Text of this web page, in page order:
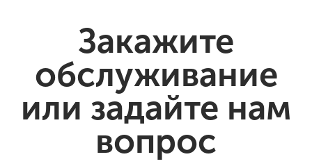
Закажите
обслуживание
или задайте нам
вопрос